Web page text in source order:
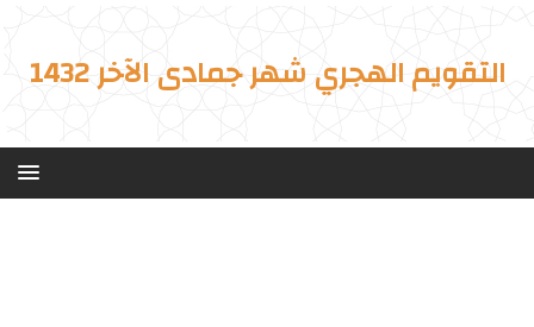
التقويم الهجري شهر جمادى الآخر 1432